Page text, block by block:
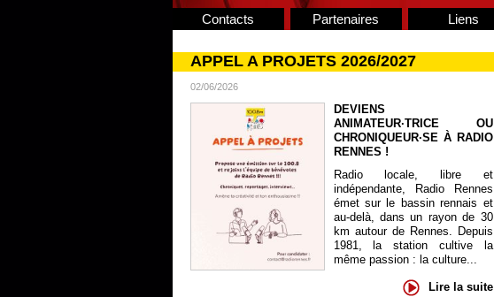
Contacts Partenaires Liens
APPEL A PROJETS 2026/2027
02/06/2026
DEVIENS
ANIMATEUR·TRICE OU
CHRONIQUEUR·SE À RADIO
RENNES !
Radio locale, libre et
indépendante, Radio Rennes
émet sur le bassin rennais et
au-delà, dans un rayon de 30
km autour de Rennes. Depuis
1981, la station cultive la
même passion : la culture...
Lire la suite